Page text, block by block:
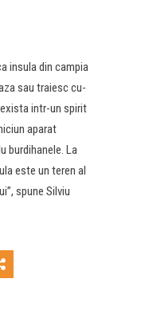
insula din campia
sau traiesc cu-
intr-un spirit
aparat
burdihanele. La
este un teren al
spune Silviu